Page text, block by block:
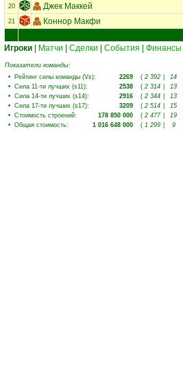
20 Джек Маккей
21 Коннор Макфи
Игроки Матчи Сделки События Финансы
Показатели команды:
• Рейтинг силы команды (Vs): 2269 ( 2 392 14
• Сила 11-ти лучших (s11): 2538 ( 2 314 13
• Сила 14-ти лучших (s14): 2916 ( 2 344 13
• Сила 17-ти лучших (s17): 3209 ( 2 514 15
• Стоимость строений: 178 850 000 ( 2 477 19
• Общая стоимость: 1 016 648 000 ( 1 299 9